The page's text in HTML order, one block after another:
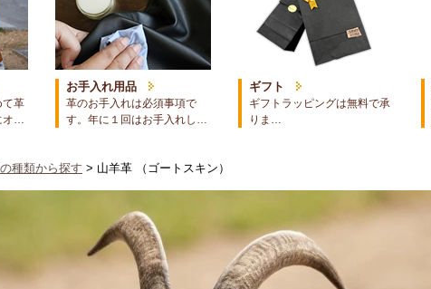
て革
オ…
お手入れ用品
革のお手入れは必須事項で
す。年に１回はお手入れし…
ギフト
ギフトラッピングは無料で承
りま…
種類から探す > 山羊革 （ゴートスキン）